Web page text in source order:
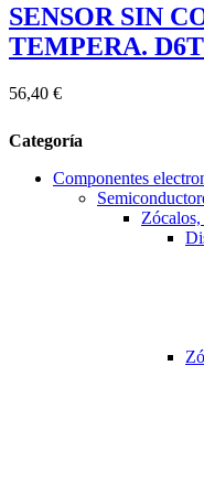
SENSOR SIN
TEMPERA.
56,40 €
Categoría
Componentes